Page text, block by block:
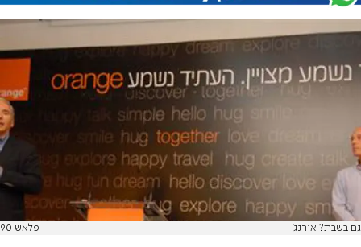
גם בשבת? אורנג' פלאש 90